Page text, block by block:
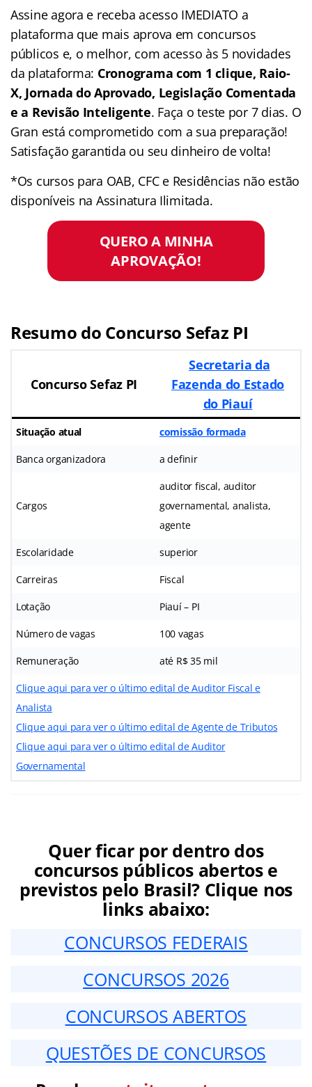
Assine agora e receba acesso IMEDIATO a
plataforma que mais aprova em concursos
públicos e, o melhor, com acesso às 5 novidades
da plataforma: Cronograma com 1 clique, Raio-
X, Jornada do Aprovado, Legislação Comentada
e a Revisão Inteligente. Faça o teste por 7 dias. O
Gran está comprometido com a sua preparação!
Satisfação garantida ou seu dinheiro de volta!
*Os cursos para OAB, CFC e Residências não estão
disponíveis na Assinatura Ilimitada.
QUERO A MINHA
APROVAÇÃO!
Resumo do Concurso Sefaz PI
Concurso Sefaz PI
Secretaria da
Fazenda do Estado
do Piauí
Situação atual comissão formada
Banca organizadora a definir
Cargos
auditor fiscal, auditor
governamental, analista,
agente
Escolaridade superior
Carreiras Fiscal
Lotação Piauí – PI
Número de vagas 100 vagas
Remuneração até R$ 35 mil
Clique aqui para ver o último edital de Auditor Fiscal e
Analista
Clique aqui para ver o último edital de Agente de Tributos
Clique aqui para ver o último edital de Auditor
Governamental
Quer ficar por dentro dos
concursos públicos abertos e
previstos pelo Brasil? Clique nos
links abaixo:
CONCURSOS FEDERAIS
CONCURSOS 2026
CONCURSOS ABERTOS
QUESTÕES DE CONCURSOS